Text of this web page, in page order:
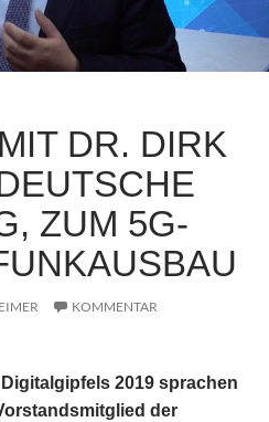
DR. DIRK
ZUM 5G-
KOMMENTAR
2019 sprachen
der